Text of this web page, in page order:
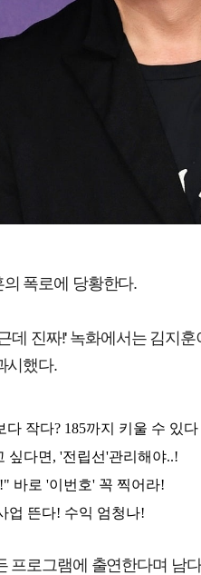
폭로에 당황한다.
데 진짜!' 녹화에서는 김지
시했다.
프로그램에 출연한다며 남